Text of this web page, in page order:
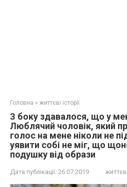
Головна » життєві історії
З боку здавалося, що у
Люблячий чоловік, який
голос на мене ніколи не
уявити собі не міг, що
подушку від образи
Дата публікації: 26.07.2019